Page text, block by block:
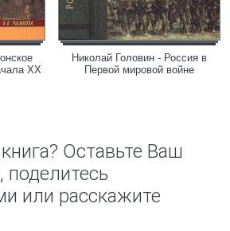
XX
Николай Головин - Россия в
Первой мировой войне
Оставьте Ваш
или расскажите